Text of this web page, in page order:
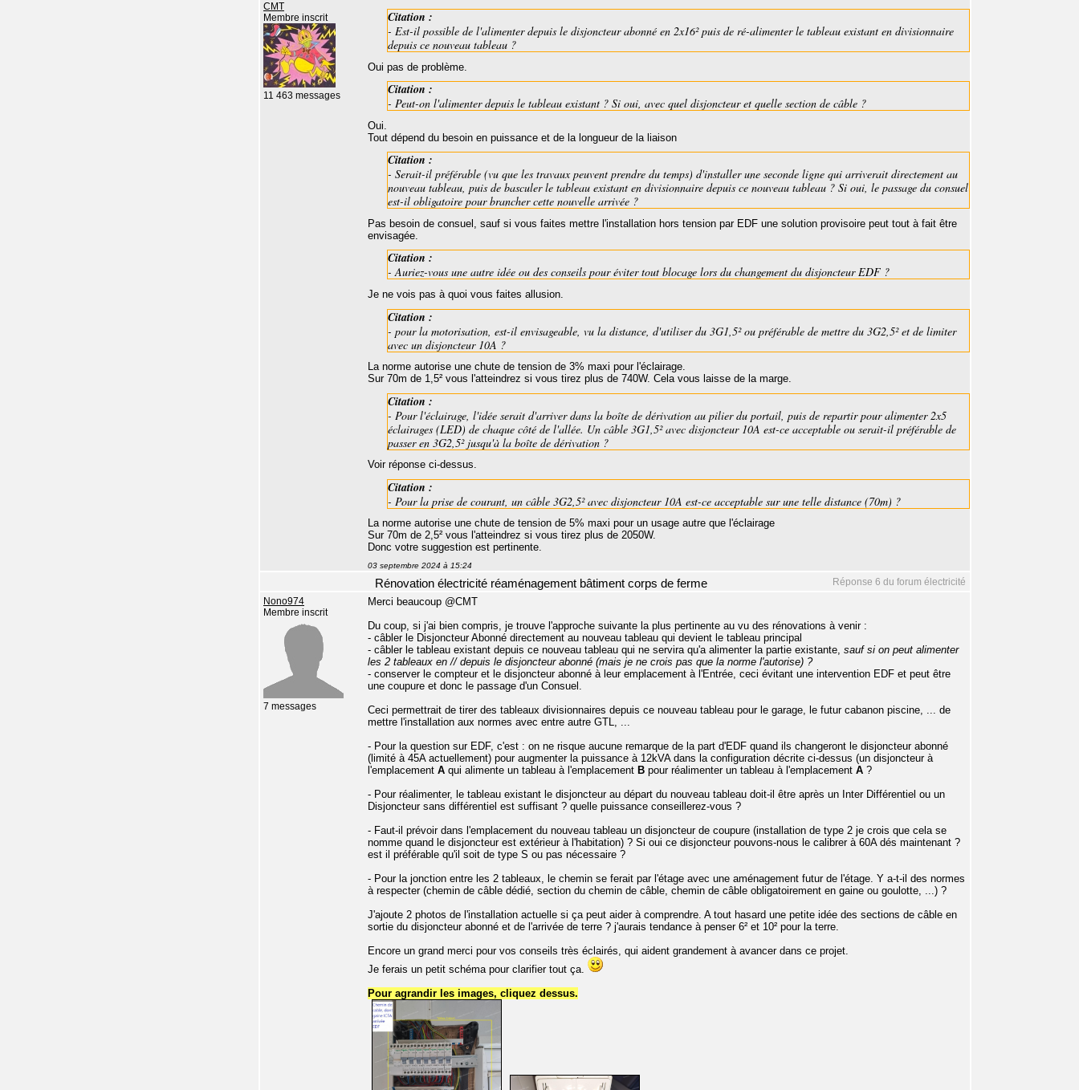
CMT
Membre inscrit
11 463 messages
Citation :
- Est-il possible de l'alimenter depuis le disjoncteur abonné en 2x16² puis de ré-alimenter le tableau existant en divisionnaire
depuis ce nouveau tableau ?
Oui pas de problème.
Citation :
- Peut-on l'alimenter depuis le tableau existant ? Si oui, avec quel disjoncteur et quelle section de câble ?
Oui.
Tout dépend du besoin en puissance et de la longueur de la liaison
Citation :
- Serait-il préférable (vu que les travaux peuvent prendre du temps) d'installer une seconde ligne qui arriverait directement au
nouveau tableau, puis de basculer le tableau existant en divisionnaire depuis ce nouveau tableau ? Si oui, le passage du consuel
est-il obligatoire pour brancher cette nouvelle arrivée ?
Pas besoin de consuel, sauf si vous faites mettre l'installation hors tension par EDF une solution provisoire peut tout à fait être
envisagée.
Citation :
- Auriez-vous une autre idée ou des conseils pour éviter tout blocage lors du changement du disjoncteur EDF ?
Je ne vois pas à quoi vous faites allusion.
Citation :
- pour la motorisation, est-il envisageable, vu la distance, d'utiliser du 3G1,5² ou préférable de mettre du 3G2,5² et de limiter
avec un disjoncteur 10A ?
La norme autorise une chute de tension de 3% maxi pour l'éclairage.
Sur 70m de 1,5² vous l'atteindrez si vous tirez plus de 740W. Cela vous laisse de la marge.
Citation :
- Pour l'éclairage, l'idée serait d'arriver dans la boîte de dérivation au pilier du portail, puis de repartir pour alimenter 2x5
éclairages (LED) de chaque côté de l'allée. Un câble 3G1,5² avec disjoncteur 10A est-ce acceptable ou serait-il préférable de
passer en 3G2,5² jusqu'à la boîte de dérivation ?
Voir réponse ci-dessus.
Citation :
- Pour la prise de courant, un câble 3G2,5² avec disjoncteur 10A est-ce acceptable sur une telle distance (70m) ?
La norme autorise une chute de tension de 5% maxi pour un usage autre que l'éclairage
Sur 70m de 2,5² vous l'atteindrez si vous tirez plus de 2050W.
Donc votre suggestion est pertinente.
03 septembre 2024 à 15:24
Réponse 6 du forum électricité
Rénovation électricité réaménagement bâtiment corps de ferme
Nono974
Membre inscrit
7 messages
Merci beaucoup @CMT
Du coup, si j'ai bien compris, je trouve l'approche suivante la plus pertinente au vu des rénovations à venir :
- câbler le Disjoncteur Abonné directement au nouveau tableau qui devient le tableau principal
- câbler le tableau existant depuis ce nouveau tableau qui ne servira qu'a alimenter la partie existante, sauf si on peut alimenter
les 2 tableaux en // depuis le disjoncteur abonné (mais je ne crois pas que la norme l'autorise) ?
- conserver le compteur et le disjoncteur abonné à leur emplacement à l'Entrée, ceci évitant une intervention EDF et peut être
une coupure et donc le passage d'un Consuel.
Ceci permettrait de tirer des tableaux divisionnaires depuis ce nouveau tableau pour le garage, le futur cabanon piscine, ... de
mettre l'installation aux normes avec entre autre GTL, ...
- Pour la question sur EDF, c'est : on ne risque aucune remarque de la part d'EDF quand ils changeront le disjoncteur abonné
(limité à 45A actuellement) pour augmenter la puissance à 12kVA dans la configuration décrite ci-dessus (un disjoncteur à
l'emplacement A qui alimente un tableau à l'emplacement B pour réalimenter un tableau à l'emplacement A ?
- Pour réalimenter, le tableau existant le disjoncteur au départ du nouveau tableau doit-il être après un Inter Différentiel ou un
Disjoncteur sans différentiel est suffisant ? quelle puissance conseillerez-vous ?
- Faut-il prévoir dans l'emplacement du nouveau tableau un disjoncteur de coupure (installation de type 2 je crois que cela se
nomme quand le disjoncteur est extérieur à l'habitation) ? Si oui ce disjoncteur pouvons-nous le calibrer à 60A dés maintenant ?
est il préférable qu'il soit de type S ou pas nécessaire ?
- Pour la jonction entre les 2 tableaux, le chemin se ferait par l'étage avec une aménagement futur de l'étage. Y a-t-il des normes
à respecter (chemin de câble dédié, section du chemin de câble, chemin de câble obligatoirement en gaine ou goulotte, ...) ?
J'ajoute 2 photos de l'installation actuelle si ça peut aider à comprendre. A tout hasard une petite idée des sections de câble en
sortie du disjoncteur abonné et de l'arrivée de terre ? j'aurais tendance à penser 6² et 10² pour la terre.
Encore un grand merci pour vos conseils très éclairés, qui aident grandement à avancer dans ce projet.
Je ferais un petit schéma pour clarifier tout ça.
Pour agrandir les images, cliquez dessus.